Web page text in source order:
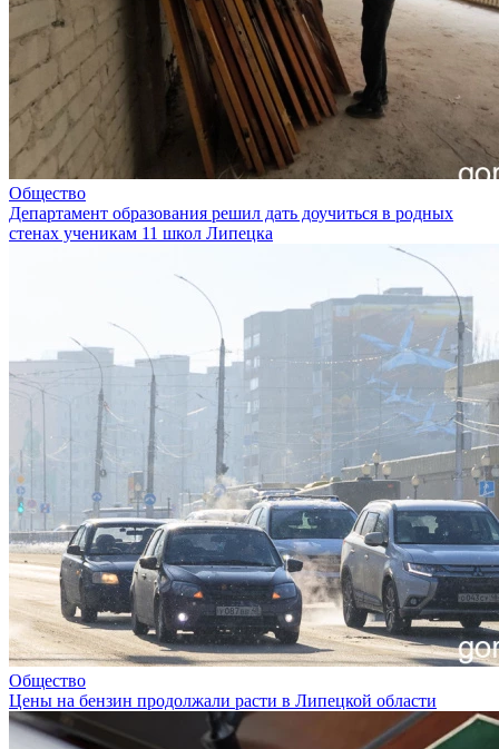
Общество
Департамент образования решил дать доучиться в родных
стенах ученикам 11 школ Липецка
Общество
Цены на бензин продолжали расти в Липецкой области